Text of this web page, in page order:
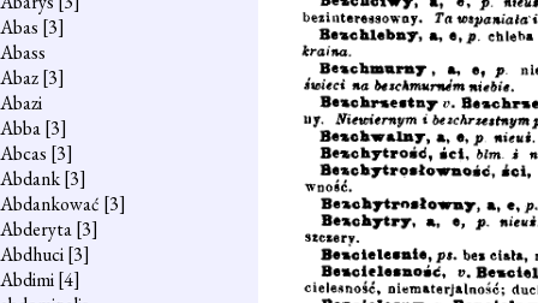
Abas [3]
Abass
Abaz[3]
Abazi
Abba[3]
Abcas [3]
Abdank[3]
Abdankować [3]
Abderyta[3]
Abdhuci[3]
Abdimi[4]